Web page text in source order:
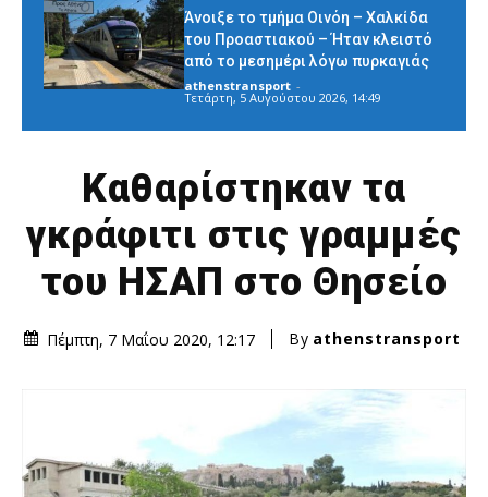
Άνοιξε το τμήμα Οινόη – Χαλκίδα
του Προαστιακού – Ήταν κλειστό
από το μεσημέρι λόγω πυρκαγιάς
athenstransport -
Τετάρτη, 5 Αυγούστου 2026, 14:49
Καθαρίστηκαν τα
γκράφιτι στις γραμμές
του ΗΣΑΠ στο Θησείο
Πέμπτη, 7 Μαΐου 2020, 12:17 By athenstransport